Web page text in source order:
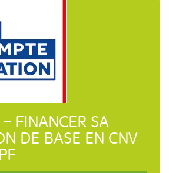
FINANCER SA
DE BASE EN CNV